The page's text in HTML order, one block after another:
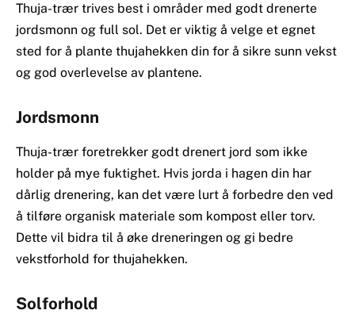
Thuja-trær trives best i områder med godt drenerte
jordsmonn og full sol. Det er viktig å velge et egnet
sted for å plante thujahekken din for å sikre sunn vekst
og god overlevelse av plantene.
Jordsmonn
Thuja-trær foretrekker godt drenert jord som ikke
holder på mye fuktighet. Hvis jorda i hagen din har
dårlig drenering, kan det være lurt å forbedre den ved
å tilføre organisk materiale som kompost eller torv.
Dette vil bidra til å øke dreneringen og gi bedre
vekstforhold for thujahekken.
Solforhold